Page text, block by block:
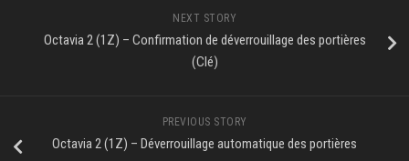
NEXT STORY
Octavia 2 (1Z) – Confirmation de déverrouillage des portières
(Clé)
PREVIOUS STORY
Octavia 2 (1Z) – Déverrouillage automatique des portières